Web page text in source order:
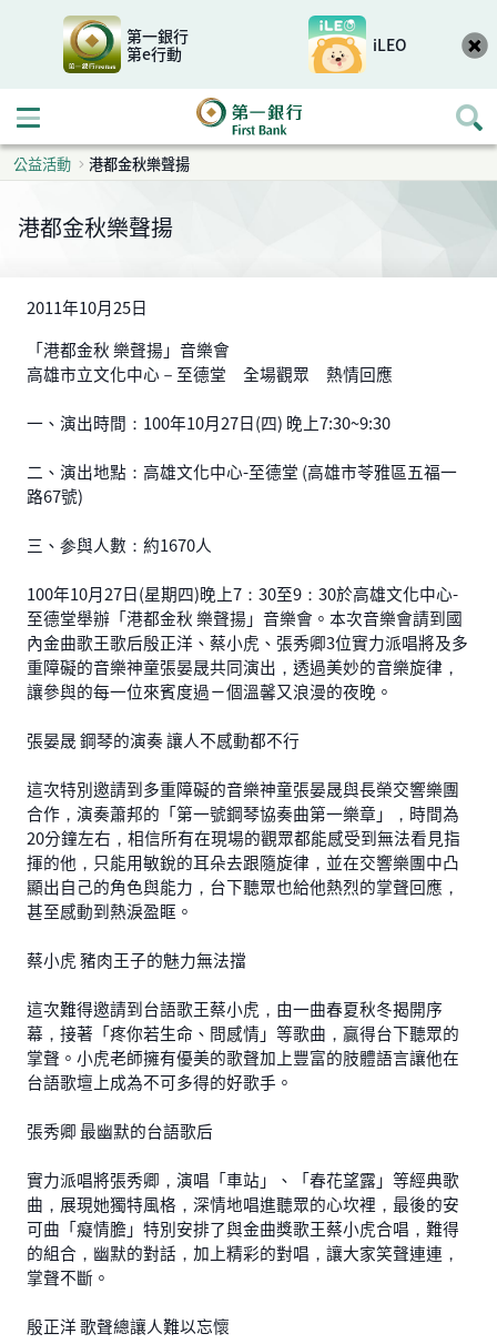
第一銀行
第e行動
iLEO
開啟行動選單
公益活動 港都金秋樂聲揚
港都金秋樂聲揚
2011年10月25日
「港都金秋 樂聲揚」音樂會
高雄市立文化中心－至德堂 全場觀眾 熱情回應
一、演出時間：100年10月27日(四) 晚上7:30~9:30
二、演出地點：高雄文化中心-至德堂 (高雄市苓雅區五福一
路67號)
三、参與人數：約1670人
100年10月27日(星期四)晚上7：30至9：30於高雄文化中心-
至德堂舉辦「港都金秋 樂聲揚」音樂會。本次音樂會請到國
內金曲歌王歌后殷正洋、蔡小虎、張秀卿3位實力派唱將及多
重障礙的音樂神童張晏晟共同演出，透過美妙的音樂旋律，
讓參與的每一位來賓度過ㄧ個溫馨又浪漫的夜晚。
張晏晟 鋼琴的演奏 讓人不感動都不行
這次特別邀請到多重障礙的音樂神童張晏晟與長榮交響樂團
合作，演奏蕭邦的「第一號鋼琴協奏曲第一樂章」，時間為
20分鐘左右，相信所有在現場的觀眾都能感受到無法看見指
揮的他，只能用敏銳的耳朵去跟隨旋律，並在交響樂團中凸
顯出自己的角色與能力，台下聽眾也給他熱烈的掌聲回應，
甚至感動到熱淚盈眶。
蔡小虎 豬肉王子的魅力無法擋
這次難得邀請到台語歌王蔡小虎，由一曲春夏秋冬揭開序
幕，接著「疼你若生命、問感情」等歌曲，贏得台下聽眾的
掌聲。小虎老師擁有優美的歌聲加上豐富的肢體語言讓他在
台語歌壇上成為不可多得的好歌手。
張秀卿 最幽默的台語歌后
實力派唱將張秀卿，演唱「車站」、「春花望露」等經典歌
曲，展現她獨特風格，深情地唱進聽眾的心坎裡，最後的安
可曲「癡情膽」特別安排了與金曲獎歌王蔡小虎合唱，難得
的組合，幽默的對話，加上精彩的對唱，讓大家笑聲連連，
掌聲不斷。
殷正洋 歌聲總讓人難以忘懷